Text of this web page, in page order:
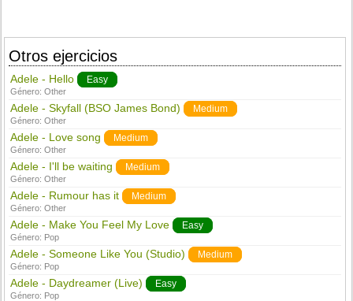
Otros ejercicios
Adele - Hello Easy
Género:Other
Adele - Skyfall (BSO James Bond) Medium
Género:Other
Adele - Love song Medium
Género:Other
Adele - I'll be waiting Medium
Género:Other
Adele - Rumour has it Medium
Género:Other
Adele - Make You Feel My Love Easy
Género: Pop
Adele - Someone Like You (Studio) Medium
Género: Pop
Adele - Daydreamer (Live) Easy
Género: Pop